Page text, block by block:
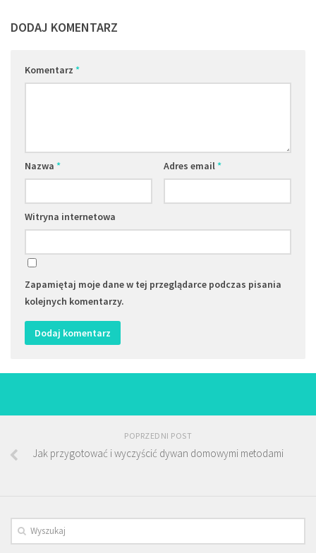
DODAJ KOMENTARZ
Komentarz *
Nazwa * Adres email*
Witryna internetowa
Zapamiętaj moje dane w tej przeglądarce podczas pisania
kolejnych komentarzy.
POPRZEDNI POST
Jak przygotować i wyczyścić dywan domowymi metodami